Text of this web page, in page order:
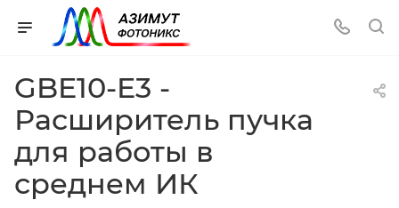
GBE10-E3 -
Расширитель пучка
для работы в
среднем ИК